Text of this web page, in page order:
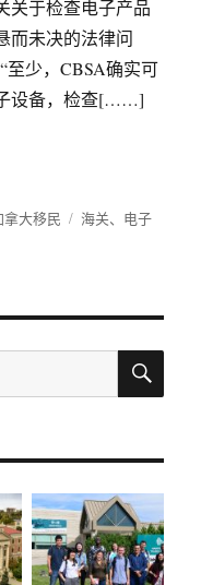
关于检查电子产品
而未决的法律问
至少，CBSA确实可
设备，检查[……]
拿大移民
标
海关、 电子
搜